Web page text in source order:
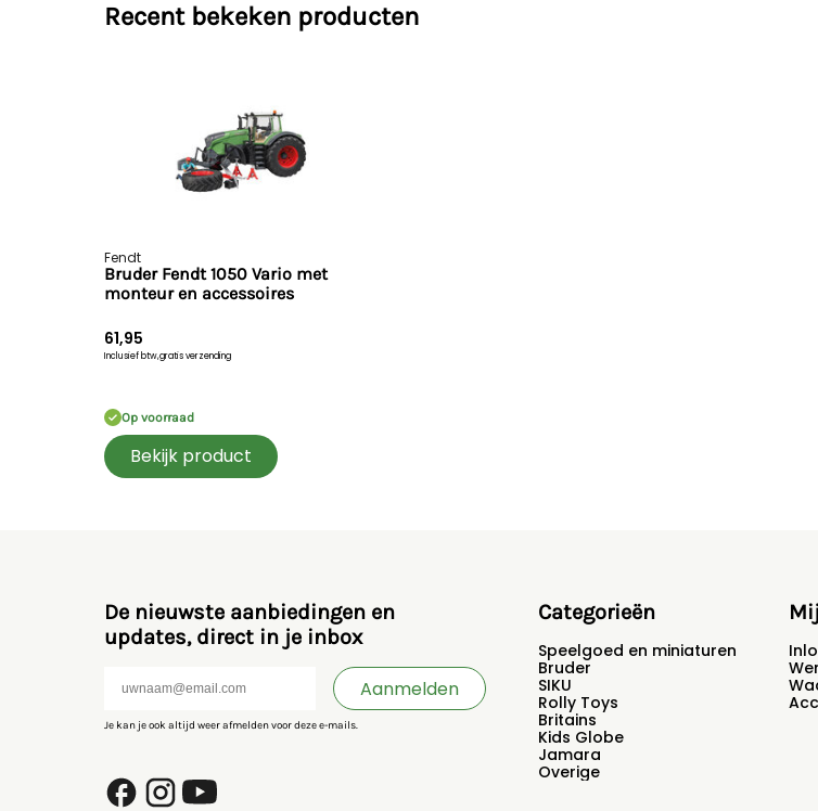
Recent bekeken producten
Fendt
Bruder Fendt 1050 Vario met
monteur en accessoires
61,95
Inclusief btw,gratis verzending
Op voorraad
Bekijk product
De nieuwste aanbiedingen en
updates, direct in je inbox
Aanmelden
Je kan je ook altijd weer afmelden voor deze e-mails.
Categorieën
Speelgoed en miniaturen
Bruder
SIKU
Rolly Toys
Britains
Kids Globe
Jamara
Overige